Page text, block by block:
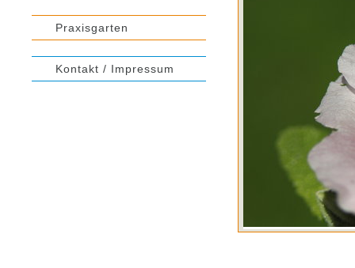
Praxisgarten
Kontakt / Impressum